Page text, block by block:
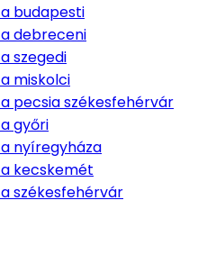
a budapesti
a debreceni
a szegedi
a miskolci
a pecsia székesfehérvár
a győri
a nyíregyháza
a kecskemét
a székesfehérvár